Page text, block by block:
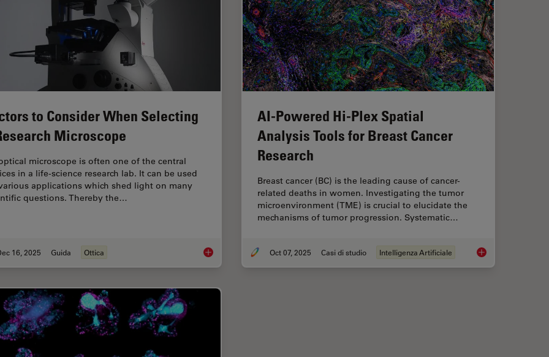
to Consider When Selecting
Microscope
microscope is often one of the central
in a life-science research lab. It can be used
applications which shed light on many
questions. Thereby the…
16, 2025 Guida Ottica Factors to Consider When Selecting a Research Microscope
AI-Powered Hi-Plex Spatial
Analysis Tools for Breast Cancer
Research
Breast cancer (BC) is the leading cause of cancer-
related deaths in women. Investigating the tumor
microenvironment (TME) is crucial to elucidate the
mechanisms of tumor progression. Systematic…
Oct 07, 2025 Casi di studio Intelligenza Artificiale AI-Powered Hi-Plex